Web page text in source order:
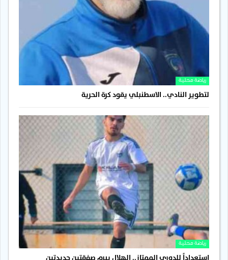
رياضة محلية
لتطوير النادي.. الاسطنبلي يقود كرة الحرية
رياضة محلية